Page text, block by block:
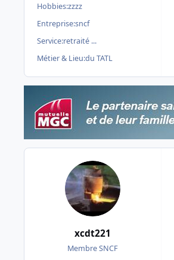
Hobbies:zzzz
Entreprise:sncf
Service:retraité ...
Métier & Lieu:du TATL
xcdt221
Membre SNCF